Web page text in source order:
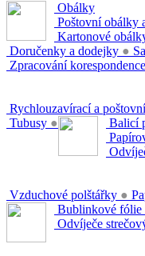
Obálky
Poštovní obálky
Kartonové
Doručenky a dodejky ●
Zpracování korespondence
Rychlouzavírací a
Tubusy ● Balicí
Vzduchové polštářky ●
Bublinkové fólie
Odvíječe